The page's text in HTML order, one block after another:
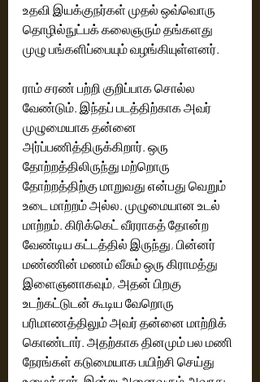
உதவி இயக்குநர்கள் முதல் ஒவ்வொரு
தொழில்நுட்பக் கலைஞரும் தங்களது
முழு பங்களிப்பையும் வழங்கியுள்ளனர்.
ராம் சரண் பற்றி குறிப்பாக சொல்ல
வேண்டும். இந்தப் படத்திற்காக அவர்
முழுமையாக தன்னை
அர்ப்பணித்திருக்கிறார். ஒரு
தோற்றத்திலிருந்து மற்றொரு
தோற்றத்திற்கு மாறுவது என்பது வெறும்
உடை மாற்றம் அல்ல. முழுமையான உடல்
மாற்றம். கிரிக்கெட் வீரராகத் தோன்ற
வேண்டிய கட்டத்தில் இருந்து, பின்னர்
மண்ணின் மணம் வீசும் ஒரு கிராமத்து
இளைஞனாகவும், அதன் பிறகு
உடற்கட்டுடன் கூடிய வேறொரு
பரிமாணத்திலும் அவர் தன்னை மாற்றிக்
கொண்டார். அதற்காக தினமும் பல மணி
நேரங்கள் கடுமையாக பயிற்சி செய்து